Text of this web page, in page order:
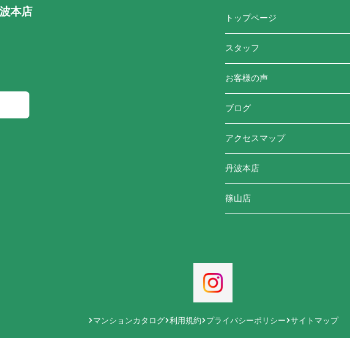
本店 トップページ
スタッフ
お客様の声
ブログ
アクセスマップ
丹波本店
篠山店
マンションカタログ 利用規約 プライバシーポリシー サイトマップ